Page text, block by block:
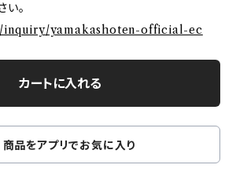
。
inquiry/yamakashoten-official-ec
カートに入れる
商品をアプリでお気に入り